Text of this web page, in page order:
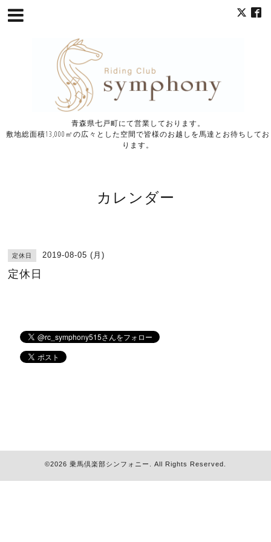
青森県七戸町にて営業しております。
敷地総面積13,000㎡の広々とした空間で皆様のお越しを馬達とお待ちしてお
ります。
カレンダー
定休日 2019-08-05 (月)
定休日
©2026 乗馬倶楽部シンフォニー . All Rights Reserved.